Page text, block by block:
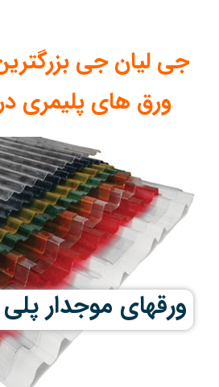
جی لیان جی
ورق های پلیمری
ورقهای موجدار